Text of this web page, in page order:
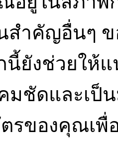
ำคัญอื่นๆ ข
นี้ยังช่วยให้
มชัดและเป็
รของคุณเพื่